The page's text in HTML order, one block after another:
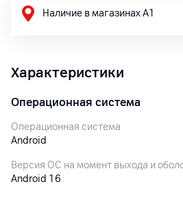
Наличие в магазинах А1
Характеристики
Операционная система
Операционная система
Android
Версия ОС на момент выхода и
Android 16